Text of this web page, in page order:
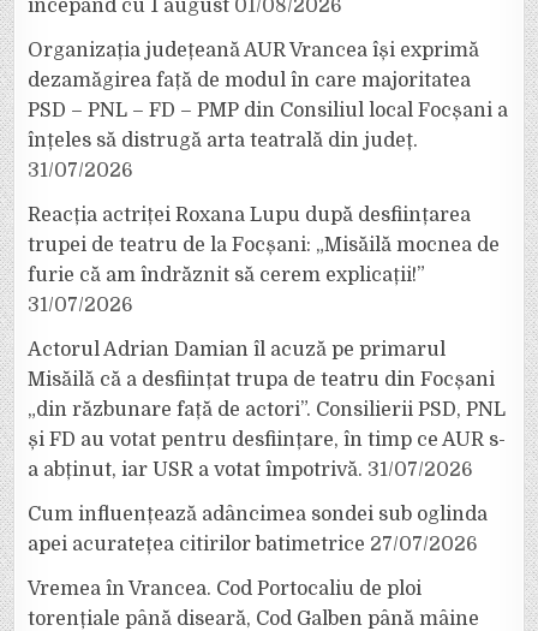
începând cu 1 august 01/08/2026
Organizația județeană AUR Vrancea își exprimă
dezamăgirea față de modul în care majoritatea
PSD – PNL – FD – PMP din Consiliul local Focșani a
înțeles să distrugă arta teatrală din județ.
31/07/2026
Reacția actriței Roxana Lupu după desființarea
trupei de teatru de la Focșani: „Misăilă mocnea de
furie că am îndrăznit să cerem explicații!”
31/07/2026
Actorul Adrian Damian îl acuză pe primarul
Misăilă că a desființat trupa de teatru din Focșani
„din răzbunare față de actori”. Consilierii PSD, PNL
și FD au votat pentru desființare, în timp ce AUR s-
a abținut, iar USR a votat împotrivă. 31/07/2026
Cum influențează adâncimea sondei sub oglinda
apei acuratețea citirilor batimetrice 27/07/2026
Vremea în Vrancea. Cod Portocaliu de ploi
torențiale până diseară, Cod Galben până mâine